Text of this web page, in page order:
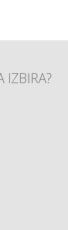
IZBIRA?